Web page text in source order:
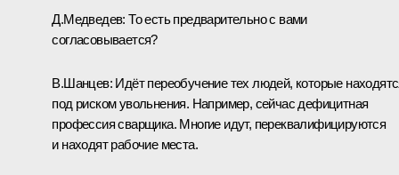
Д.Медведев: То есть предварительно с вами
согласовывается?
В.Шанцев: Идёт переобучение тех людей, которые
под риском увольнения. Например, сейчас дефицитная
профессия сварщика. Многие идут, переквалифицируются
и находят рабочие места.